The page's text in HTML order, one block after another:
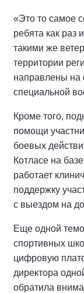
«Это то самое
ребята как раз
такими же
территории
направлены на
специальной
Кроме того,
помощи
боевых
Котласе на
работает
поддержку
с выездом на
Еще одной
спортивных
цифровую
директора
обратила